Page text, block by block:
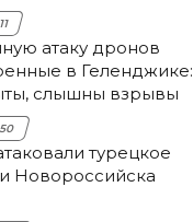
атаку дронов
в Геленджике:
слышны взрывы
турецкое
Новороссийска